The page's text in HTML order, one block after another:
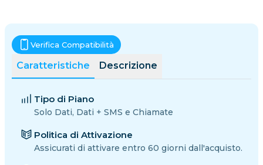
Caratteristiche Descrizione
Verifica Compatibilità
Tipo di Piano
Solo Dati, Dati + SMS e Chiamate
Politica di Attivazione
Assicurati di attivare entro 60 giorni dall'acquisto.